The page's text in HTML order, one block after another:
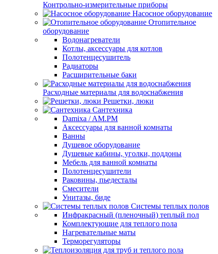
Контрольно-измерительные приборы
Насосное оборудование
Отопительное
оборудование
Водонагреватели
Котлы, аксессуары для котлов
Полотенцесушитель
Радиаторы
Расширительные баки
Расходные материалы для водоснабжения
Решетки, люки
Сантехника
Damixa / AM.PM
Аксессуары для ванной комнаты
Ванны
Душевое оборудование
Душевые кабины, уголки, поддоны
Мебель для ванной комнаты
Полотенцесушители
Раковины, пьедесталы
Смесители
Унитазы, биде
Системы теплых полов
Инфракрасный (пленочный) теплый пол
Комплектующие для теплого пола
Нагревательные маты
Терморегуляторы